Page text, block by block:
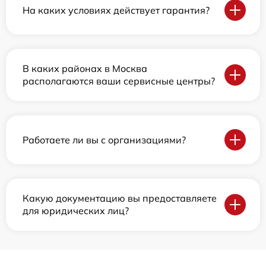
На каких условиях действует гарантия?
В каких районах в Москва
располагаются ваши сервисные центры?
Работаете ли вы с организациями?
Какую документацию вы предоставляете
для юридических лиц?